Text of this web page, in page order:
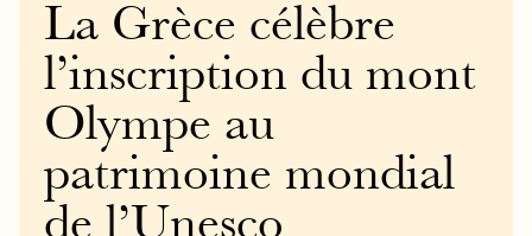
La Grèce célèbre
l’inscription du mont
Olympe au
patrimoine mondial